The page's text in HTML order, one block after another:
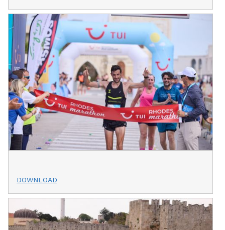
DOWNLOAD